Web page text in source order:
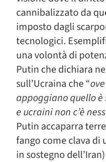
cannibalizzato da
imposto dagli
tecnologici.
una volontà di
Putin che dichiara
sull’Ucraina che “
appoggiano quello è
e ucraini non c’è
Putin accaparra
fango come clava
in sostegno